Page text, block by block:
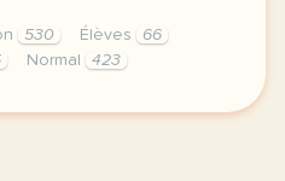
530 Élèves
66
Normal 423
button cursor